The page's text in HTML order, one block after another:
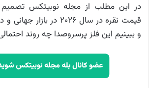
در این مطلب از مجله نوبیتکس تصمیم
قیمت نقره در سال ۲۰۲۶ در
و ببینیم این فلز پرسروصدا چه روند